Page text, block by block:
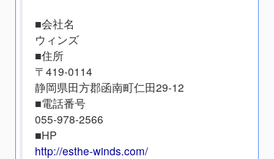
■会社名
ウィンズ
■住所
〒419-0114
静岡県田方郡函南町仁田29-12
■電話番号
055-978-2566
■HP
http://esthe-winds.com/